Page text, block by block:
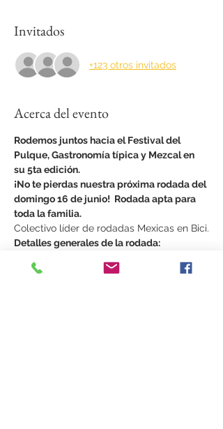
Invitados
+123 otros invitados
Acerca del evento
Rodemos juntos hacia el Festival del
Pulque, Gastronomía típica y Mezcal en
su 5ta edición.
¡No te pierdas nuestra próxima rodada del
domingo 16 de junio!  Rodada apta para
toda la familia.
Colectivo líder de rodadas Mexicas en Bici.
Detalles generales de la rodada:
Independencia. Dentro de la rotonda,